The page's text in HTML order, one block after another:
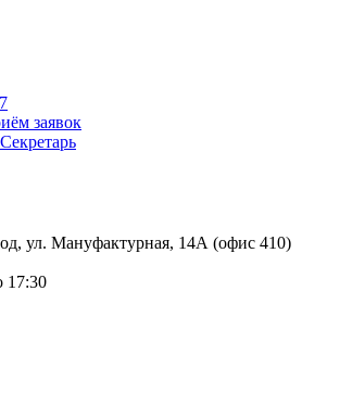
заявок
Секретарь
ул. Мануфактурная, 14А (офис 410)
17:30